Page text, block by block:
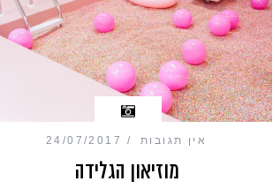
אין תגובות 24/07/2017
מוזיאון הגלידה